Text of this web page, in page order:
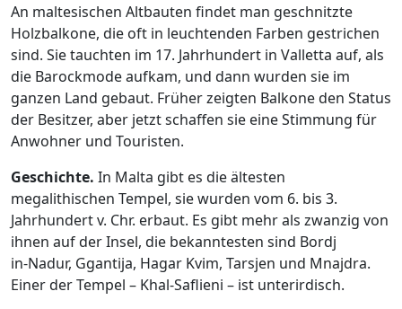
An maltesischen Altbauten findet man geschnitzte
Holzbalkone, die oft in leuchtenden Farben gestrichen
sind. Sie tauchten im 17. Jahrhundert in Valletta auf, als
die Barockmode aufkam, und dann wurden sie im
ganzen Land gebaut. Früher zeigten Balkone den Status
der Besitzer, aber jetzt schaffen sie eine Stimmung für
Anwohner und Touristen.
Geschichte. In Malta gibt es die ältesten
megalithischen Tempel, sie wurden vom 6. bis 3.
Jahrhundert v. Chr. erbaut. Es gibt mehr als zwanzig von
ihnen auf der Insel, die bekanntesten sind Bordj
in-Nadur, Ggantija, Hagar Kvim, Tarsjen und Mnajdra.
Einer der Tempel – Khal-Saflieni – ist unterirdisch.